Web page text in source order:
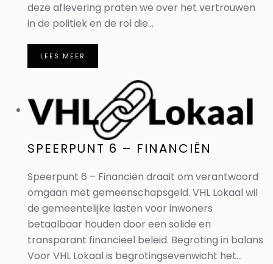
deze aflevering praten we over het vertrouwen
in de politiek en de rol die...
LEES MEER
SPEERPUNT 6 – FINANCIËN
Speerpunt 6 – Financiën draait om verantwoord
omgaan met gemeenschapsgeld. VHL Lokaal wil
de gemeentelijke lasten voor inwoners
betaalbaar houden door een solide en
transparant financieel beleid. Begroting in balans
Voor VHL Lokaal is begrotingsevenwicht het...